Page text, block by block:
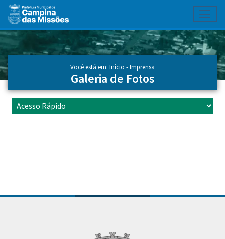
Ir para conteúdo principal
Conteúdo Principal
Você está em: Início - Imprensa
Galeria de Fotos